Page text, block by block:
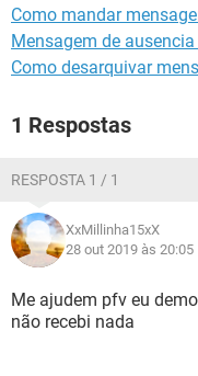
Como mandar
Mensagem de
Como desarquivar
1 Respostas
RESPOSTA 1 / 1
XxMillinha15xX
28 out 2019 às 20:05
Me ajudem pfv eu
não recebi nada